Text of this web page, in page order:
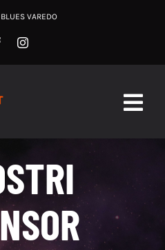
VAREDO